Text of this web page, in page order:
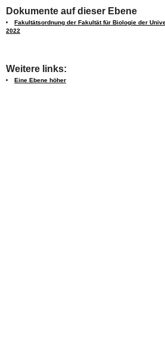
Dokumente auf dieser Ebene
Fakultätsordnung der Fakultät für Biologie der
2022
Weitere links:
Eine Ebene höher